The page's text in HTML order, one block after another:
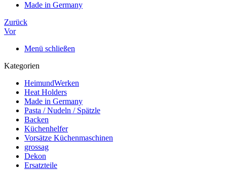
Made in Germany
Zurück
Vor
Menü schließen
Kategorien
HeimundWerken
Heat Holders
Made in Germany
Pasta / Nudeln / Spätzle
Backen
Küchenhelfer
Vorsätze Küchenmaschinen
grossag
Dekon
Ersatzteile